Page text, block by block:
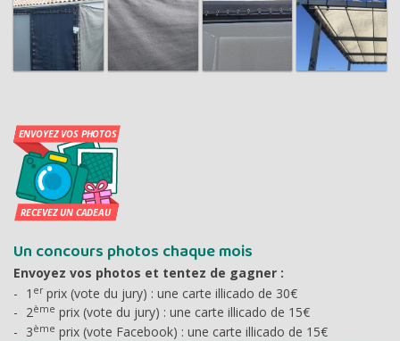
Un concours photos chaque mois
Envoyez vos photos et tentez de gagner :
1 erprix (vote du jury) : une carte illicado de 30€
2ème prix (vote du jury) : une carte illicado de 15€
3ème prix (vote Facebook) : une carte illicado de 15€